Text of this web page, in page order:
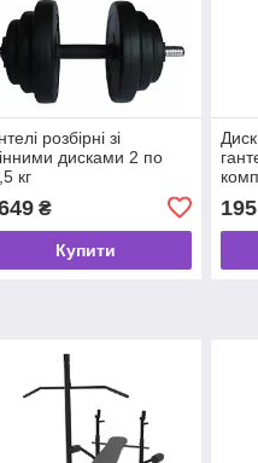
розбірні зі
дисками 2 по
кг
₴
Купити
195